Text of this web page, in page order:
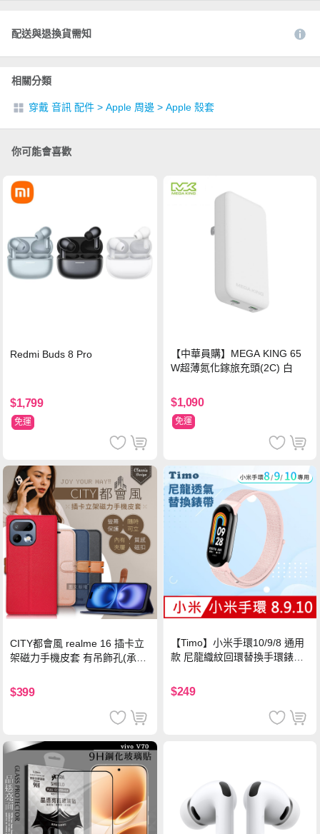
配送與退換貨需知
相關分類
穿戴 音訊 配件 > Apple 周邊 > Apple 殼套
你可能會喜歡
Redmi Buds 8 Pro
$1,799
免運
【中華員購】MEGA KING 65
W超薄氮化鎵旅充頭(2C) 白
$1,090
免運
CITY都會風 realme 16 插卡立
架磁力手機皮套 有吊飾孔(承諾
$399
【Timo】小米手環10/9/8 通用
款 尼龍織紋回環替換手環錶帶-
$249